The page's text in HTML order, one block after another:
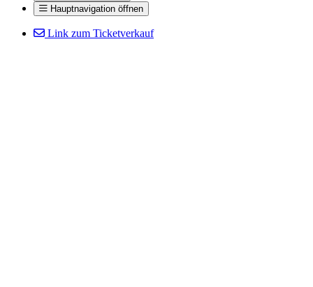
Hauptnavigation öffnen
Link zum Ticketverkauf